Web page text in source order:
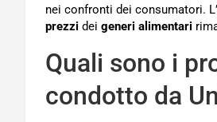
nei confronti dei consumatori.
prezzi dei generi alimentari
Quali sono i
condotto da